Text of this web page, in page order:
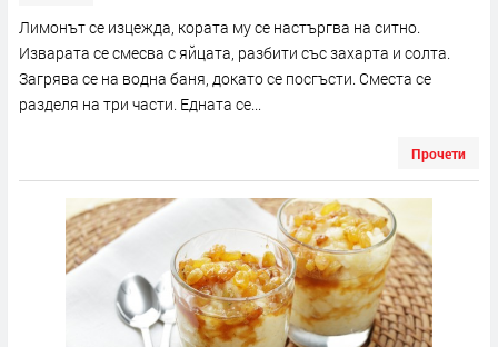
Лимонът се изцежда, кората му се настъргва на ситно.
Изварата се смесва с яйцата, разбити със захарта и солта.
Загрява се на водна баня, докато се посгъсти. Сместа се
разделя на три части. Едната се...
Прочети